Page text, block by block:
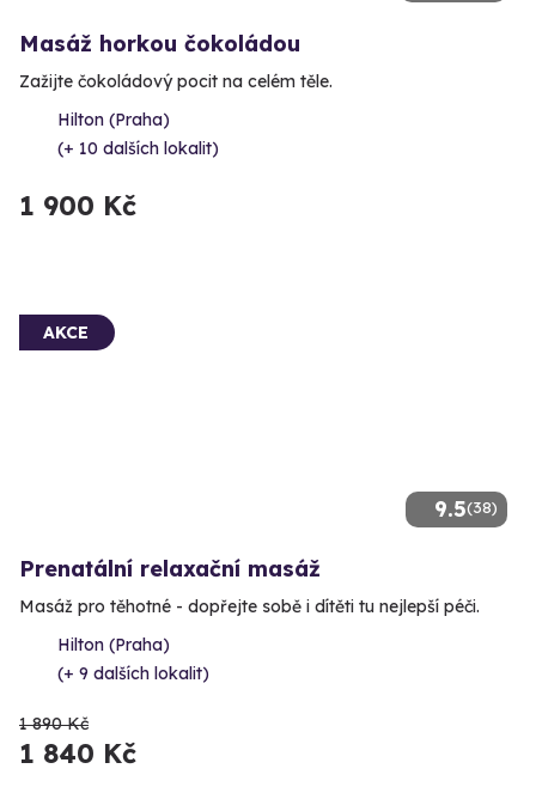
Masáž horkou čokoládou
Zažijte čokoládový pocit na celém těle.
Hilton (Praha)
(+ 10 dalších lokalit)
1 900 Kč
9.5(38)
AKCE
Prenatální relaxační masáž
Masáž pro těhotné - dopřejte sobě i dítěti tu nejlepší péči.
Hilton (Praha)
(+ 9 dalších lokalit)
1 890 Kč
1 840 Kč